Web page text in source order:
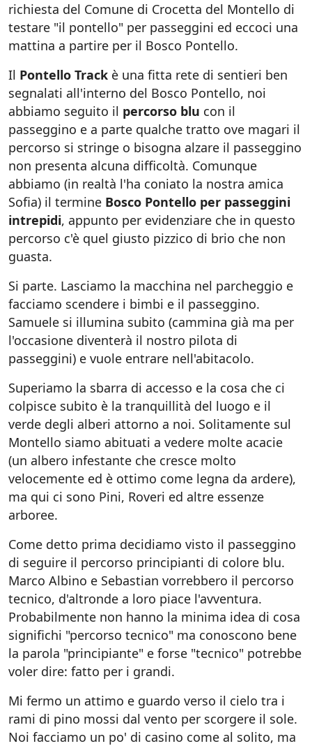
richiesta del Comune di Crocetta del Montello di
testare "il pontello" per passeggini ed eccoci una
mattina a partire per il Bosco Pontello.
Il Pontello Track è una fitta rete di sentieri ben
segnalati all'interno del Bosco Pontello, noi
abbiamo seguito il percorso blu con il
passeggino e a parte qualche tratto ove magari il
percorso si stringe o bisogna alzare il passeggino
non presenta alcuna difficoltà. Comunque
abbiamo (in realtà l'ha coniato la nostra amica
Sofia) il termine Bosco Pontello per passeggini
intrepidi, appunto per evidenziare che in questo
percorso c'è quel giusto pizzico di brio che non
guasta.
Si parte. Lasciamo la macchina nel parcheggio e
facciamo scendere i bimbi e il passeggino.
Samuele si illumina subito (cammina già ma per
l'occasione diventerà il nostro pilota di
passeggini) e vuole entrare nell'abitacolo.
Superiamo la sbarra di accesso e la cosa che ci
colpisce subito è la tranquillità del luogo e il
verde degli alberi attorno a noi. Solitamente sul
Montello siamo abituati a vedere molte acacie
(un albero infestante che cresce molto
velocemente ed è ottimo come legna da ardere),
ma qui ci sono Pini, Roveri ed altre essenze
arboree.
Come detto prima decidiamo visto il passeggino
di seguire il percorso principianti di colore blu.
Marco Albino e Sebastian vorrebbero il percorso
tecnico, d'altronde a loro piace l'avventura.
Probabilmente non hanno la minima idea di cosa
significhi "percorso tecnico" ma conoscono bene
la parola "principiante" e forse "tecnico" potrebbe
voler dire: fatto per i grandi.
Mi fermo un attimo e guardo verso il cielo tra i
rami di pino mossi dal vento per scorgere il sole.
Noi facciamo un po' di casino come al solito, ma